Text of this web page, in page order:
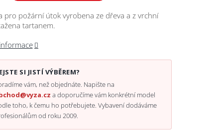
pro požární útok vyrobena ze dřeva a z vrchní
tartanem.
SI JISTÍ VÝBĚREM?
vám, než objednáte. Napište na
a doporučíme vám konkrétní model
toho, k čemu ho potřebujete. Vybavení dodáváme
od roku 2009.